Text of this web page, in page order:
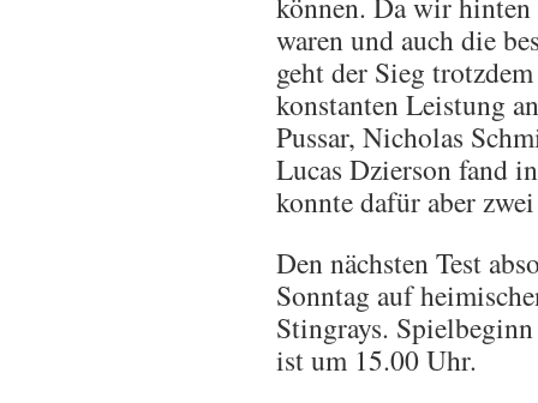
waren und auch die
geht der Sieg
konstanten Leistung
Pussar, Nicholas
Lucas Dzierson fand
konnte dafür aber
Den nächsten Test
Sonntag auf
Stingrays.
ist um 15.00 Uhr.